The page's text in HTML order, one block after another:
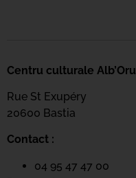
Centru culturale Alb’Oru
Rue St Exupéry
20600 Bastia
Contact :
04 95 47 47 00